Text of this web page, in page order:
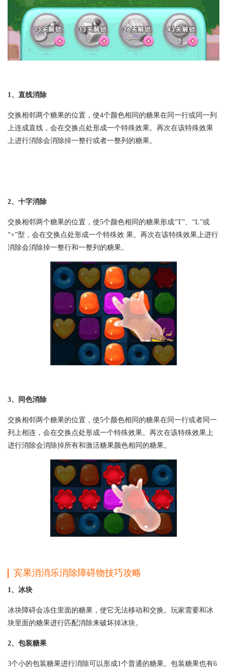
1、直线消除
交换相邻两个糖果的位置，使4个颜色相同的糖果在同一行或同一列
上连成直线，会在交换点处形成一个特殊效果。再次在该特殊效果
上进行消除会消除掉一整行或者一整列的糖果。
2、十字消除
交换相邻两个糖果的位置，使5个颜色相同的糖果形成“T”、“L”或
“+”型，会在交换点处形成一个特殊效 果。再次在该特殊效果上进行
消除会消除掉一整行和一整列的糖果。
3、同色消除
交换相邻两个糖果的位置，使5个颜色相同的糖果在同一行或者同一
列上相连，会在交换点处形成一个特殊效果。再次在该特殊效果上
进行消除会消除掉所有和激活糖果颜色相同的糖果。
宾果消消乐消除障碍物技巧攻略
1、冰块
冰块障碍会冻住里面的糖果，使它无法移动和交换。玩家需要和冰
块里面的糖果进行匹配消除来破坏掉冰块。
2、包装糖果
3个小的包装糖果进行消除可以形成1个普通的糖果。包装糖果也有6